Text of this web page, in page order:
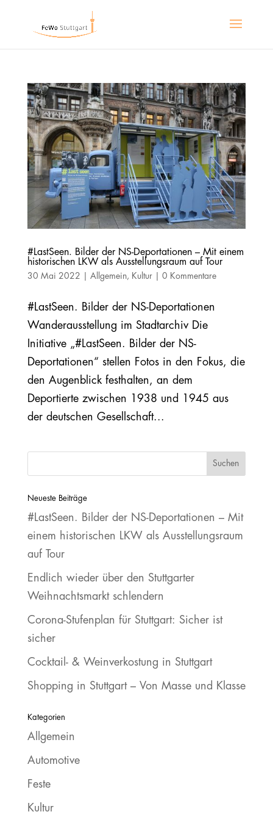
#LastSeen. Bilder der NS‐Deportationen – Mit einem
historischen LKW als Ausstellungsraum auf Tour
30 Mai 2022 Allgemein, Kultur| 0 Kommentare
#LastSeen. Bilder der NS‐Deportationen
Wanderausstellung im Stadtarchiv Die
Initiative „#LastSeen. Bilder der NS‐
Deportationen“ stellen Fotos in den Fokus, die
den Augenblick festhalten, an dem
Deportierte zwischen 1938 und 1945 aus
der deutschen Gesellschaft...
Neueste Beiträge
#LastSeen. Bilder der NS‐Deportationen – Mit
einem historischen LKW als Ausstellungsraum
auf Tour
Endlich wieder über den Stuttgarter
Weihnachtsmarkt schlendern
Corona-Stufenplan für Stuttgart: Sicher ist
sicher
Cocktail- & Weinverkostung in Stuttgart
Shopping in Stuttgart – Von Masse und Klasse
Kategorien
Allgemein
Automotive
Feste
Kultur